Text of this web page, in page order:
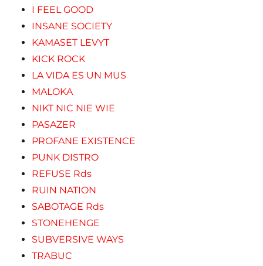
I FEEL GOOD
INSANE SOCIETY
KAMASET LEVYT
KICK ROCK
LA VIDA ES UN MUS
MALOKA
NIKT NIC NIE WIE
PASAZER
PROFANE EXISTENCE
PUNK DISTRO
REFUSE Rds
RUIN NATION
SABOTAGE Rds
STONEHENGE
SUBVERSIVE WAYS
TRABUC